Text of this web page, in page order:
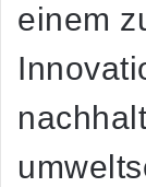
einem